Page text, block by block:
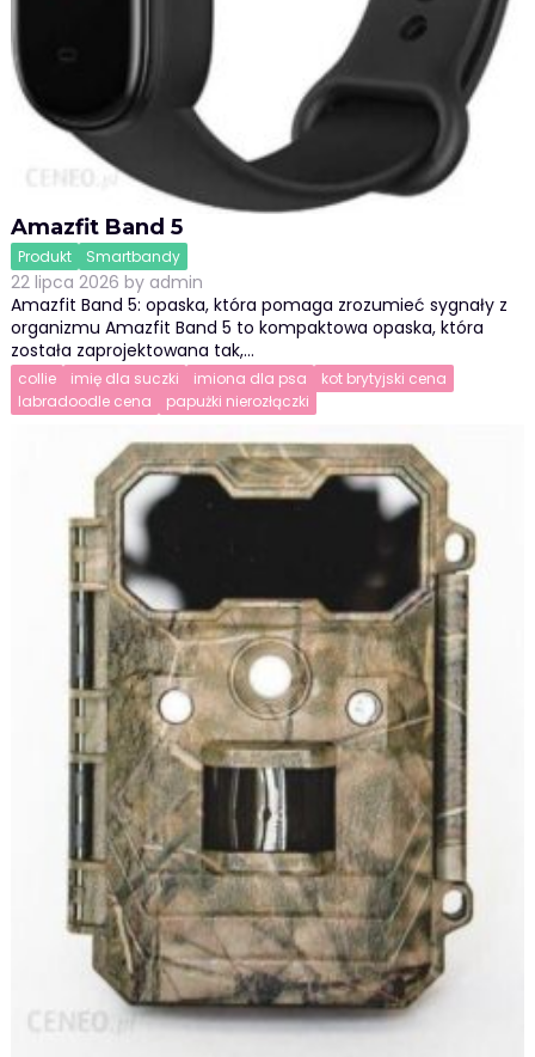
Amazfit Band 5
Produkt Smartbandy
22 lipca 2026 by admin
Amazfit Band 5: opaska, która pomaga zrozumieć sygnały z
organizmu Amazfit Band 5 to kompaktowa opaska, która
została zaprojektowana tak,…
collie imię dla suczki imiona dla psa
kot brytyjski cena
labradoodle cena
papużki nierozłączki